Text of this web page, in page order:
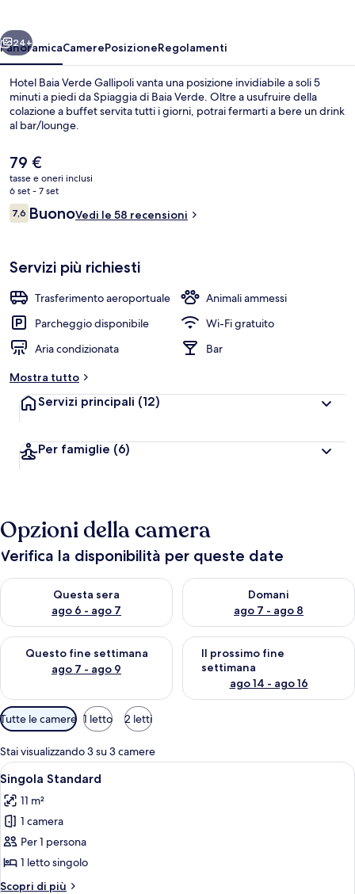
Colazione a buffet a pagamento,
Avanti
24+
PanoramicaCamerePosizioneRegolamenti
Hotel Baia Verde Gallipoli vanta una posizione invidiabile a soli 5
minuti a piedi da Spiaggia di Baia Verde. Oltre a usufruire della
colazione a buffet servita tutti i giorni, potrai fermarti a bere un drink
al bar/lounge.
Il
prezzo
attuale
è
79 €
79 €
tasse e oneri inclusi
6 set - 7 set
Recensioni
7,67,6 su 10
BuonoVedi le 58 recensioni
Servizi più richiesti
Trasferimento aeroportuale
Animali ammessi
Parcheggio disponibile
Wi-Fi gratuito
Aria condizionata
Bar
Mostra tutto
Servizi principali (12)
Per famiglie (6)
Opzioni della camera
Verifica la disponibilità per queste date
Questa sera
ago 6 - ago 7
Verifica la disponibilità per questa sera, ago 6 - ago 7
Domani
ago 7 - ago 8
Verifica la disponibilità per
Questo fine settimana
ago 7 - ago 9
Verifica la disponibilità per questo fine settimana, ago 7 - ago
Il prossimo fine
settimana
ago 14 - ago 16
Verifica la disponibilità per il
Filtri
disponibili
per
le
camere
Tutte le camere 1 letto 2 letti
Stai visualizzando 3 su 3 camere
Apri
tutte
le
foto
per
Singola
Standard
Singola Standard | Una cassaforte in
4
Singola Standard
11 m²
1 camera
Per 1 persona
1 letto singolo
Scopri di più
Altri